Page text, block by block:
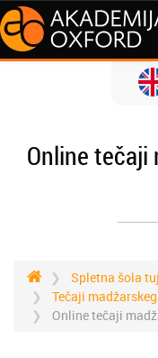
Online tečaji
Spletna šola
Tečaji
Online tečaji